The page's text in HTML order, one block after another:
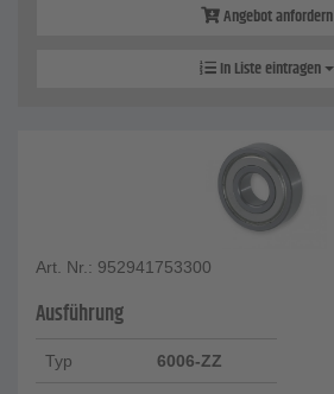
Angebot anfordern
In Liste eintragen
Art. Nr.: 952941753300
Ausführung
Typ 6006-ZZ